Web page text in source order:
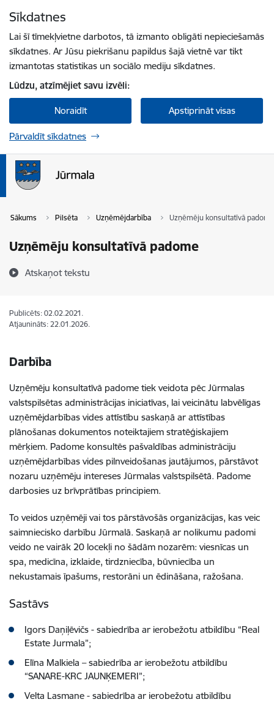
Sīkdatnes
Lai šī tīmekļvietne darbotos, tā izmanto obligāti nepieciešamās
sīkdatnes. Ar Jūsu piekrišanu papildus šajā vietnē var tikt
izmantotas statistikas un sociālo mediju sīkdatnes.
Lūdzu, atzīmējiet savu izvēli:
Noraidīt Apstiprināt visas
Pārvaldīt sīkdatnes
Sākums Pilsēta Uzņēmējdarbība Uzņēmēju konsultatīvā padome
Uzņēmēju konsultatīvā padome
Atskaņot tekstu
Publicēts: 02.02.2021.
Atjaunināts: 22.01.2026.
Darbība
Uzņēmēju konsultatīvā padome tiek veidota pēc Jūrmalas
valstspilsētas administrācijas iniciatīvas, lai veicinātu labvēlīgas
uzņēmējdarbības vides attīstību saskaņā ar attīstības
plānošanas dokumentos noteiktajiem stratēģiskajiem
mērķiem. Padome konsultēs pašvaldības administrāciju
uzņēmējdarbības vides pilnveidošanas jautājumos, pārstāvot
nozaru uzņēmēju intereses Jūrmalas valstspilsētā. Padome
darbosies uz brīvprātības principiem.
To veidos uzņēmēji vai tos pārstāvošās organizācijas, kas veic
saimniecisko darbību Jūrmalā. Saskaņā ar nolikumu padomi
veido ne vairāk 20 locekļi no šādām nozarēm: viesnīcas un
spa, medicīna, izklaide, tirdzniecība, būvniecība un
nekustamais īpašums, restorāni un ēdināšana, ražošana.
Sastāvs
Igors Daņiļēvičs - sabiedrība ar ierobežotu atbildību “Real
Estate Jurmala”;
Elīna Malkiela – sabiedrība ar ierobežotu atbildību
“SANARE-KRC JAUNĶEMERI”;
Velta Lasmane - sabiedrība ar ierobežotu atbildību